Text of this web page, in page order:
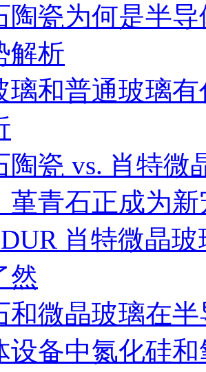
陶瓷为何是半
解析
璃和普通玻璃
陶瓷 vs. 肖特微
堇青石正成为
肖特微晶
然
和微晶玻璃在
设备中氮化硅